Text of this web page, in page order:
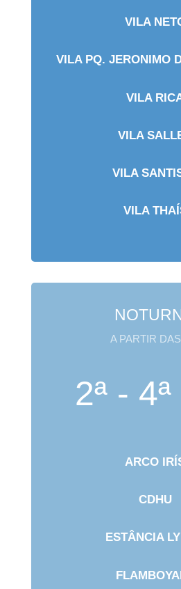
VILA
VILA PQ. JERONIMO
VILA
VILA
VILA
VILA
A PARTIR
2ª -
ARCO
CDHU
ESTÂNCIA